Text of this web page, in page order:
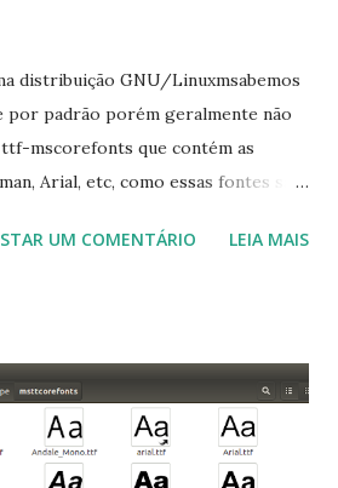
distribuição GNU/Linuxmsabemos
por padrão porém geralmente não
mscorefonts que contém as
Arial, etc, como essas fontes são
de Normas Técnicas (ABNT), exige
Ao instalar o GNU/Linux abra o
$ sudo apt-get install ttf-
os termos de uso e avance
UM COMENTÁRIO LEIA MAIS